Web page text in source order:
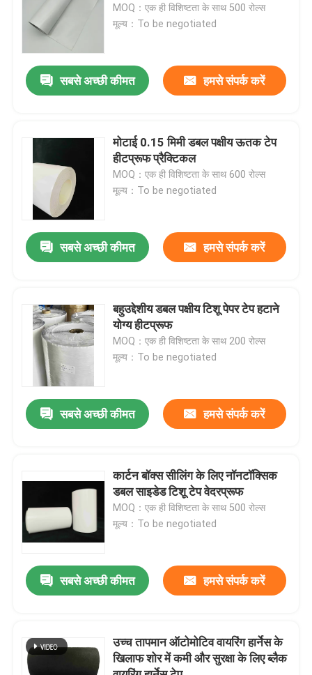
उत्पाद
वीडियो
हमारे बारे में
गुणवत्ता नियंत्रण
हमसे संपर्क करें
एक बोली का अनुरोध
कालीन चिपकने वाला टेप
MOQ：एक ही विशिष्टता के साथ 500 रोल्स
मूल्य：To be negotiated
सबसे अच्छी कीमत हमसे संपर्क करें
मोटाई 0.15 मिमी डबल पक्षीय ऊतक टेप
हीटप्रूफ प्रैक्टिकल
MOQ：एक ही विशिष्टता के साथ 600 रोल्स
मूल्य：To be negotiated
सबसे अच्छी कीमत हमसे संपर्क करें
बहुउद्देशीय डबल पक्षीय टिशू पेपर टेप हटाने
योग्य हीटप्रूफ
MOQ：एक ही विशिष्टता के साथ 200 रोल्स
मूल्य：To be negotiated
सबसे अच्छी कीमत हमसे संपर्क करें
कार्टन बॉक्स सीलिंग के लिए नॉनटॉक्सिक
डबल साइडेड टिशू टेप वेदरप्रूफ
MOQ：एक ही विशिष्टता के साथ 500 रोल्स
मूल्य：To be negotiated
सबसे अच्छी कीमत हमसे संपर्क करें
उच्च तापमान ऑटोमोटिव वायरिंग हार्नेस के
खिलाफ शोर में कमी और सुरक्षा के लिए ब्लैक